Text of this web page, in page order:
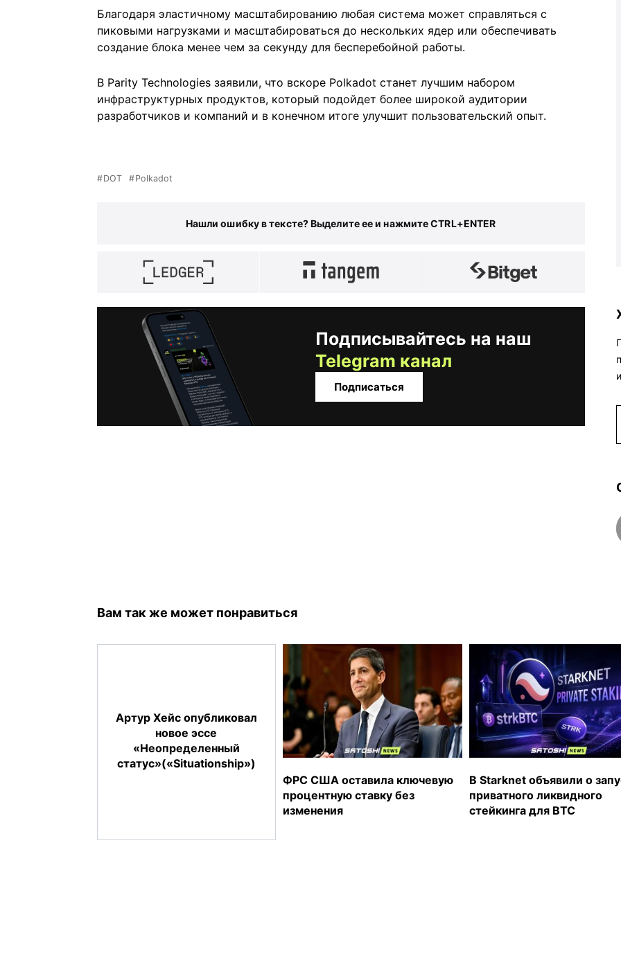
Благодаря эластичному масштабированию любая система может справляться с
пиковыми нагрузками и масштабироваться до нескольких ядер или обеспечивать
создание блока менее чем за секунду для бесперебойной работы.
В Parity Technologies заявили, что вскоре Polkadot станет лучшим набором
инфраструктурных продуктов, который подойдет более широкой аудитории
разработчиков и компаний и в конечном итоге улучшит пользовательский опыт.
DOT Polkadot
Нашли ошибку в тексте? Выделите ее и нажмите CTRL+ENTER
Подписывайтесь на наш
Telegram канал
Подписаться
Вам так же может понравиться
Артур Хейс опубликовал
новое эссе
«Неопределенный
статус»(«Situationship»)
ФРС США оставила ключевую
процентную ставку без
изменения
В Starknet объявили о
приватного ликвидного
стейкинга для BTC